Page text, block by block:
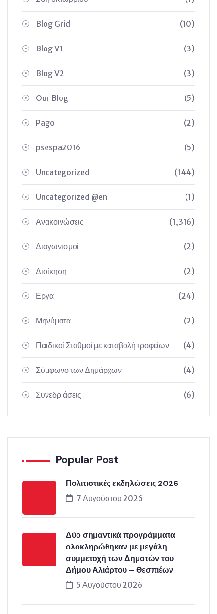
Blog Grid (10)
Blog V1 (3)
Blog V2 (3)
Our Blog (5)
Pago (2)
psespa2016 (5)
Uncategorized (144)
Uncategorized @en (1)
Ανακοινώσεις (1,316)
Διαγωνισμοί (2)
Διοίκηση (2)
Εργα (24)
Μηνύματα (2)
Παιδικοί Σταθμοί με καταβολή τροφείων (4)
Σύμφωνο των Δημάρχων (4)
Συνεδριάσεις (6)
Popular Post
Πολιτιστικές εκδηλώσεις 2026
7 Αυγούστου 2026
Δύο σημαντικά προγράμματα
ολοκληρώθηκαν με μεγάλη
συμμετοχή των Δημοτών του
Δήμου Αλιάρτου – Θεσπιέων
5 Αυγούστου 2026